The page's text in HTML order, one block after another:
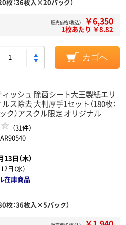
枚：36枚入×20パック）
販売価格（税込） ￥6,350
1枚あたり ￥8.82
カゴへ
ィッシュ 除菌シート大王製紙エリ
ス除去 大判厚手1セット（180枚：
ク）アスクル限定 オリジナル
（31件）
13日（木）
日（水）
在庫商品
枚：36枚入×5パック）